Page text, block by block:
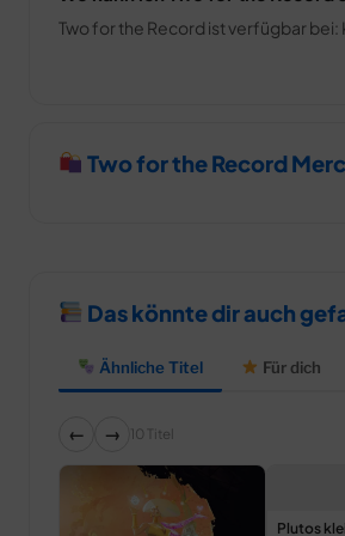
Two for the Record ist verfügbar bei:
Two for the Record
Das könnte dir auch
Ähnliche Titel Für dich
← → 10 Titel
Plutos